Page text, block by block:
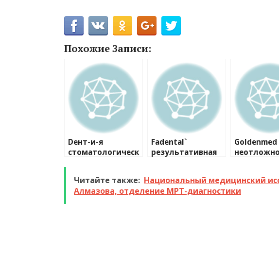
Похожие Записи:
Dент-и-я
стоматологическ
Fadental`
результативная
Куракиной
Читайте также: Национальный медицинский
Алмазова, отделение МРТ-диагностики